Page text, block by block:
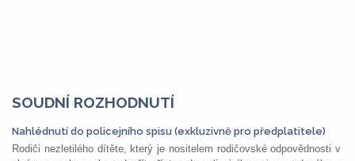
SOUDNÍ ROZHODNUTÍ
Nahlédnutí do policejního spisu (exkluzivně pro předplatitele)
Rodiči nezletilého dítěte, který je nositelem rodičovské odpovědnosti v